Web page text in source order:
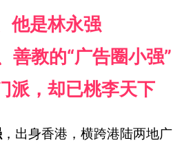
他是林永强
善教的“广告圈小强”
派，却已桃李天下
，出身香港，横跨港陆两地广